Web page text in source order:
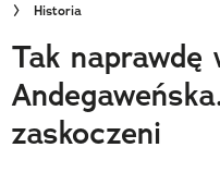
Wielki Konkurs Fotograficzny
Trendbook Podróżniczy
Polecane
Historia
Tak naprawdę
zaskoczeni